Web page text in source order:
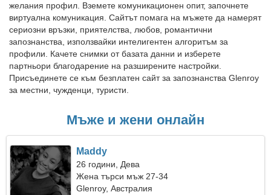
желания профил. Вземете комуникационен опит, започнете
виртуална комуникация. Сайтът помага на мъжете да намерят
сериозни връзки, приятелства, любов, романтични
запознанства, използвайки интелигентен алгоритъм за
профили. Качете снимки от базата данни и изберете
партньори благодарение на разширените настройки.
Присъединете се към безплатен сайт за запознанства Glenroy
за местни, чужденци, туристи.
Мъже и жени онлайн
Maddy
26 години, Дева
Жена търси мъж 27-34
Glenroy, Австралия